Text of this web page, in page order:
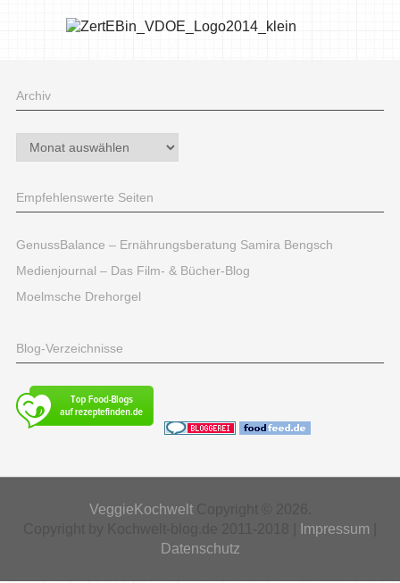
Archiv
Archiv
Empfehlenswerte Seiten
GenussBalance – Ernährungsberatung Samira Bengsch
Medienjournal – Das Film- & Bücher-Blog
Moelmsche Drehorgel
Blog-Verzeichnisse
VeggieKochweltCopyright © 2026.
Impressum
Datenschutz